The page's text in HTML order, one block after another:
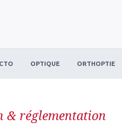
OPTIQUE ORTHOPTIE
& réglementation